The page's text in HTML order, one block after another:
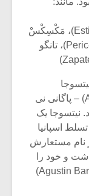
کواَکا (Cueca)، چُرو (Choro)، اِستیلو (Estilo)، مَکْسِکْسْ
(Maxixe)، میلانْگا (Milonga)، پِریکان (Pericon)، تانگو
نیتسوجا
(Nitsuga) تلفظ وارونه آگوستین (Agustin) – پاگانی نی
نیتسوجا یک
اسپانیا
نام مستعارش
و خود را
آگوستین باریوس مَنگوره (Agustin Barrios Mangore)